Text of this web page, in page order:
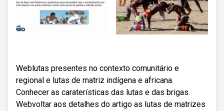
Weblutas presentes no contexto comunitário e
regional e lutas de matriz indígena e africana.
Conhecer as caraterísticas das lutas e das brigas.
Webvoltar aos detalhes do artigo as lutas de matrizes